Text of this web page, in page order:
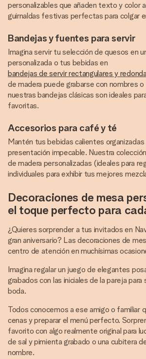
personalizables que añaden texto y color
guirnaldas festivas perfectas para colgar
Bandejas y fuentes para servir
Imagina servir tu selección de quesos en
personalizada o tus bebidas en
bandejas de servir rectangulares y
de madera puede grabarse con nombres
nuestras bandejas clásicas son ideales
favoritas.
Accesorios para café y té
Mantén tus bebidas calientes organizadas
presentación impecable. Nuestra
de madera personalizadas (ideales para
individuales para exhibir tus mejores
Decoraciones de mesa
el toque perfecto para
¿Quieres sorprender a tus invitados en
gran aniversario? Las decoraciones de
centro de atención en muchísimas
Imagina regalar un juego de elegantes
grabados con las iniciales de la pareja para
boda.
Todos conocemos a ese amigo o familiar
cenas y preparar el menú perfecto.
favorito con algo realmente original para
de sal y pimienta grabado o una cubitera
nombre.